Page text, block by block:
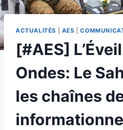
ACTUALITÉS AES |
[#AES]
Ondes: Le
les chaînes